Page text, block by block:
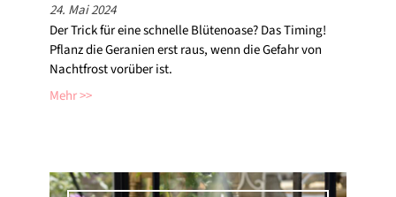
24. Mai 2024
Der Trick für eine schnelle Blütenoase? Das Timing!
Pflanz die Geranien erst raus, wenn die Gefahr von
Nachtfrost vorüber ist.
Mehr